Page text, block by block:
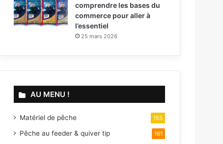
comprendre les bases du
commerce pour aller à
l’essentiel
25 mars 2026
AU MENU !
Matériel de pêche 155
Pêche au feeder & quiver tip 161